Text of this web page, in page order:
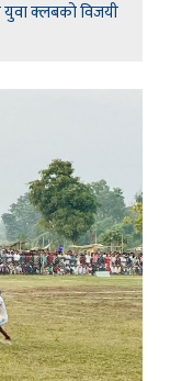
युवा क्लबको विजयी